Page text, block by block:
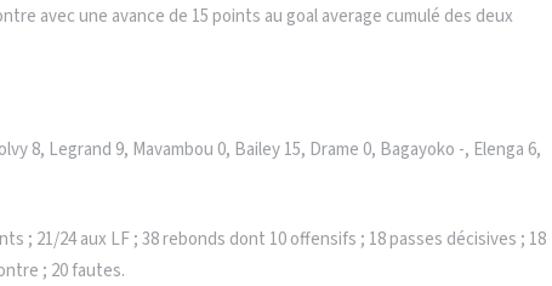
avec une avance de 15 points au goal average cumulé des deux
8, Legrand 9, Mavambou 0, Bailey 15, Drame 0, Bagayoko -, Elenga 6,
; 21/24 aux LF ; 38 rebonds dont 10 offensifs ; 18 passes décisives ; 18
; 20 fautes.